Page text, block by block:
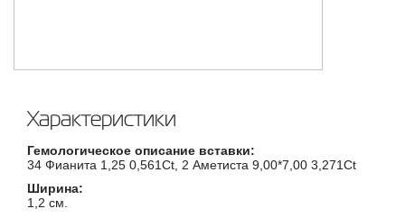
Характеристики
Гемологическое описание вставки:
34 Фианита 1,25 0,561Ct, 2 Аметиста 9,00*7,00 3,271Ct
Ширина:
1,2 см.